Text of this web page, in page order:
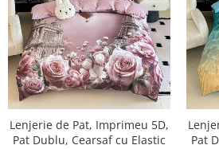
Lenjerie de Pat, Imprimeu 5D,
Pat Dublu, Cearsaf cu Elastic
Pat